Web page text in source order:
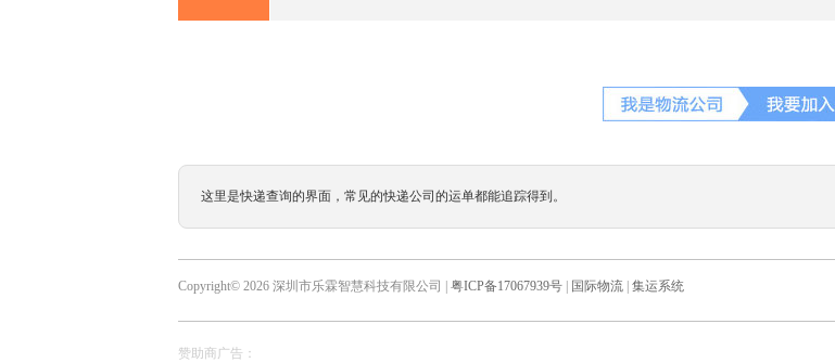
这里是快递查询的界面，常见的快递公司的运单都能追踪得到。
Copyright© 2026 深圳市乐霖智慧科技有限公司 | 粤ICP备17067939号 | 国际物流 | 集运系统
赞助商广告：